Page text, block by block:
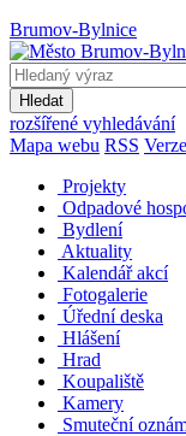
Brumov-Bylnice
Hledat
rozšířené vyhledávání
Mapa webu RSS
Projekty
Odpadové
Bydlení
Aktuality
Kalendář akcí
Fotogalerie
Úřední deska
Hlášení
Hrad
Koupaliště
Kamery
Smuteční